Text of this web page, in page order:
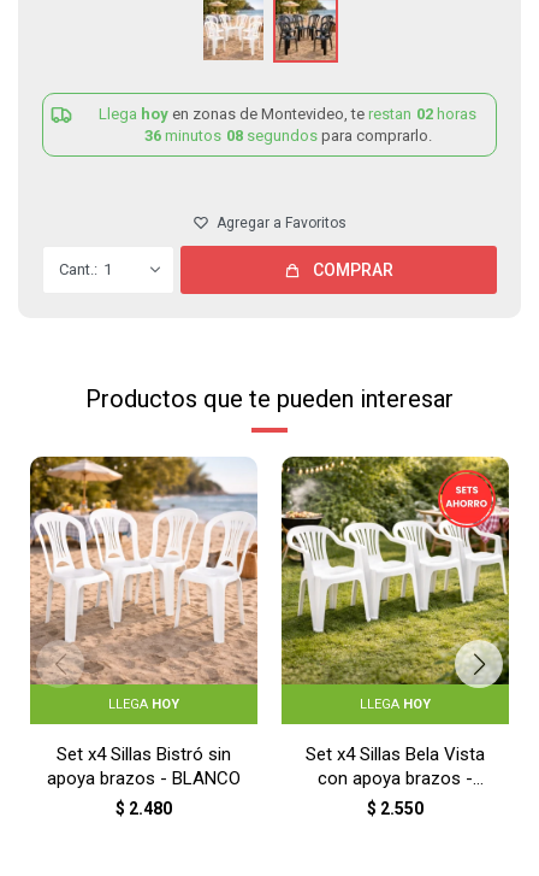
Llega hoy en zonas de Montevideo, te restan 02 horas
36 minutos 08 segundos para comprarlo.
1 COMPRAR
Productos que te pueden interesar
LLEGA HOY
Set x4 Sillas Bistró sin
apoya brazos - BLANCO
$ 2.480
LLEGA HOY
Set x4 Sillas Bela Vista
con apoya brazos -
BLANCO
$ 2.550